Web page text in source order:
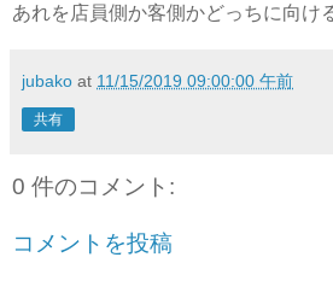
あれを店員側か客側かどっちに向け
jubako at 11/15/2019 09:00:00 午前
共有
0 件のコメント:
コメントを投稿